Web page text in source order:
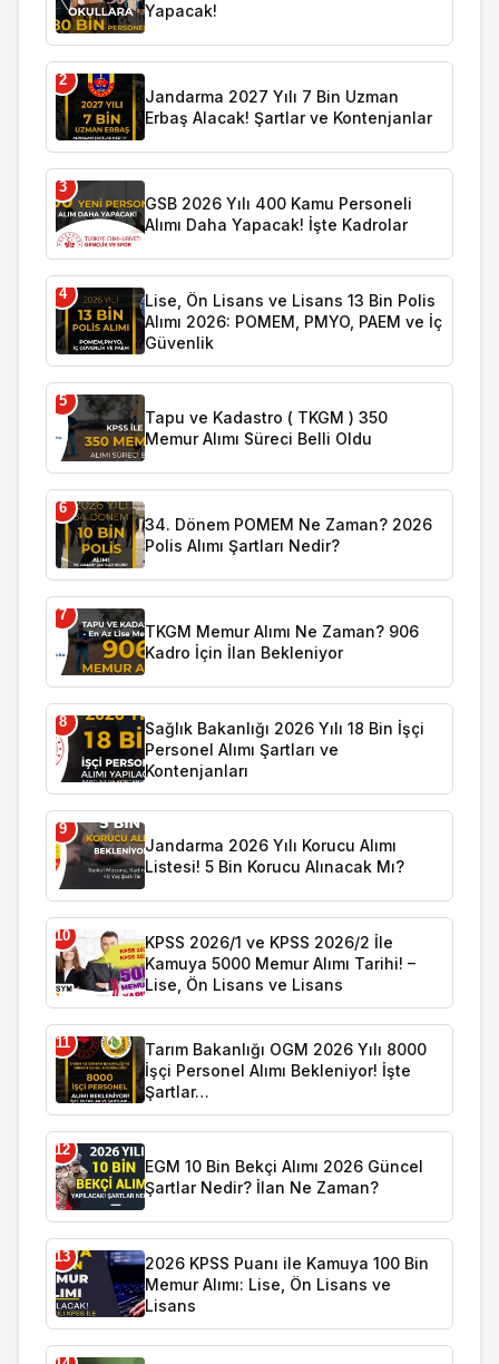
Yapacak!
2
Jandarma 2027 Yılı 7 Bin Uzman
Erbaş Alacak! Şartlar ve Kontenjanlar
3
GSB 2026 Yılı 400 Kamu Personeli
Alımı Daha Yapacak! İşte Kadrolar
4
Lise, Ön Lisans ve Lisans 13 Bin Polis
Alımı 2026: POMEM, PMYO, PAEM ve İç
Güvenlik
5
Tapu ve Kadastro ( TKGM ) 350
Memur Alımı Süreci Belli Oldu
6
34. Dönem POMEM Ne Zaman? 2026
Polis Alımı Şartları Nedir?
7
TKGM Memur Alımı Ne Zaman? 906
Kadro İçin İlan Bekleniyor
8
Sağlık Bakanlığı 2026 Yılı 18 Bin İşçi
Personel Alımı Şartları ve
Kontenjanları
9
Jandarma 2026 Yılı Korucu Alımı
Listesi! 5 Bin Korucu Alınacak Mı?
10
KPSS 2026/1 ve KPSS 2026/2 İle
Kamuya 5000 Memur Alımı Tarihi! –
Lise, Ön Lisans ve Lisans
11
Tarım Bakanlığı OGM 2026 Yılı 8000
İşçi Personel Alımı Bekleniyor! İşte
Şartlar…
12
EGM 10 Bin Bekçi Alımı 2026 Güncel
Şartlar Nedir? İlan Ne Zaman?
13
2026 KPSS Puanı ile Kamuya 100 Bin
Memur Alımı: Lise, Ön Lisans ve
Lisans